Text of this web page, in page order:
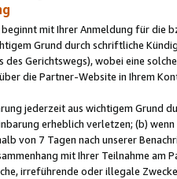
mit Ihrer Anmeldung für die
Grund durch schriftliche
des Gerichtswegs), wobei eine
die Partner-Website in Ihrem
jederzeit aus wichtigem Grund
erheblich verletzen; (b)
von 7 Tagen nach unserer
mit Ihrer Teilnahme am
irreführende oder illegale